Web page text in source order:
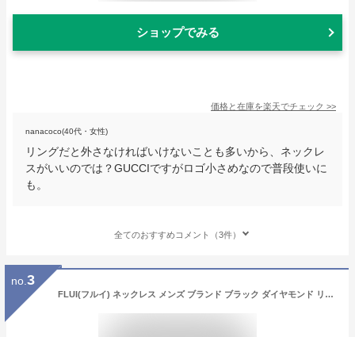
ショップでみる
価格と在庫を楽天でチェック >>
nanacoco(40代・女性)
リングだと外さなければいけないことも多いから、ネックレ
スがいいのでは？GUCCIですがロゴ小さめなので普段使いに
も。
全てのおすすめコメント（3件）
no. 3
FLUI(フルイ) ネックレス メンズ ブランド ブラック ダイヤモンド リフレクション ペンダント シンプル プレート シルバー925 アクセサリー CULTURAL FLUI カルトラルフルイ [シルバーペンダント]